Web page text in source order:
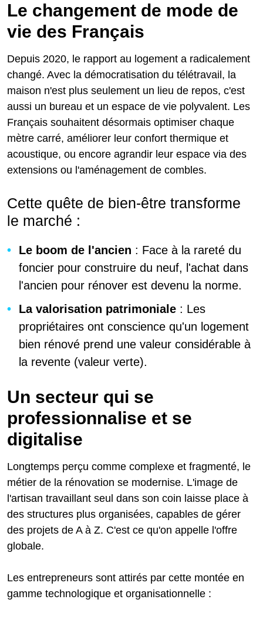
Le changement de mode de
vie des Français
Depuis 2020, le rapport au logement a radicalement
changé. Avec la démocratisation du télétravail, la
maison n'est plus seulement un lieu de repos, c'est
aussi un bureau et un espace de vie polyvalent. Les
Français souhaitent désormais optimiser chaque
mètre carré, améliorer leur confort thermique et
acoustique, ou encore agrandir leur espace via des
extensions ou l'aménagement de combles.
Cette quête de bien-être transforme
le marché :
Le boom de l'ancien : Face à la rareté du
foncier pour construire du neuf, l'achat dans
l'ancien pour rénover est devenu la norme.
La valorisation patrimoniale : Les
propriétaires ont conscience qu'un logement
bien rénové prend une valeur considérable à
la revente (valeur verte).
Un secteur qui se
professionnalise et se
digitalise
Longtemps perçu comme complexe et fragmenté, le
métier de la rénovation se modernise. L'image de
l'artisan travaillant seul dans son coin laisse place à
des structures plus organisées, capables de gérer
des projets de A à Z. C'est ce qu'on appelle l'offre
globale.
Les entrepreneurs sont attirés par cette montée en
gamme technologique et organisationnelle :